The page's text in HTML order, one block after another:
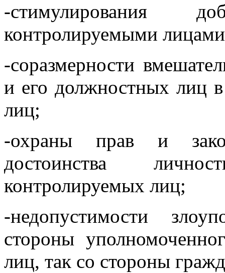
-стимулирования
контролируемыми
-соразмерности
и его должностных лиц в
лиц;
-охраны прав и
достоинства
контролируемых лиц;
-недопустимости
стороны
лиц, так со стороны